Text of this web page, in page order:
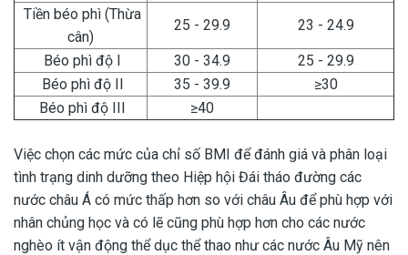
Tiền béo phì (Thừa
cân)
25 - 29.9 23 - 24.9
Béo phì độ I 30 - 34.9
25 - 29.9
Béo phì độ II
35 - 39.9
≥30
Béo phì độ III
≥40
Việc chọn các mức của chỉ số BMI để đánh giá và phân loại
tình trạng dinh dưỡng theo Hiệp hội Đái tháo đường các
nước châu Á có mức thấp hơn so với châu Âu để phù hợp với
nhân chủng học và có lẽ cũng phù hợp hơn cho các nước
nghèo ít vận động thể dục thể thao như các nước Âu Mỹ nên